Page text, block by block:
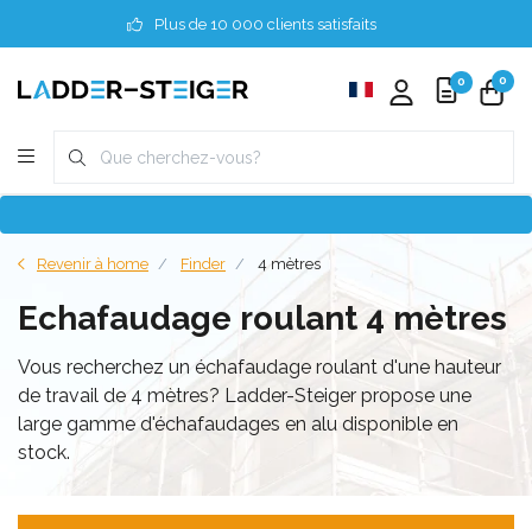
Plus de 10 000 clients satisfaits
0 0
Revenir à home Finder 4 mètres
Echafaudage roulant 4 mètres
Vous recherchez un échafaudage roulant d'une hauteur
de travail de 4 mètres? Ladder-Steiger propose une
large gamme d'échafaudages en alu disponible en
stock.